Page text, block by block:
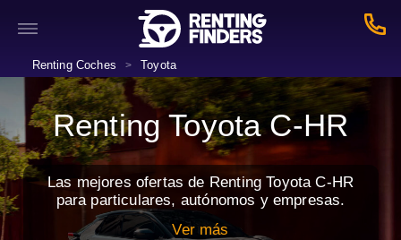
Renting Coches > Toyota
Renting Toyota C-HR
Las mejores ofertas de Renting Toyota C-HR
para particulares, autónomos y empresas.
Ver más